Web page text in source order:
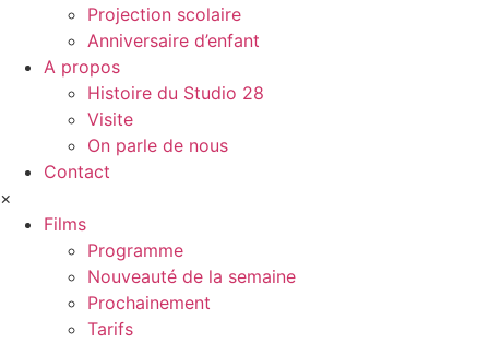
Projection scolaire
Anniversaire d’enfant
A propos
Histoire du Studio 28
Visite
On parle de nous
Contact
×
Films
Programme
Nouveauté de la semaine
Prochainement
Tarifs